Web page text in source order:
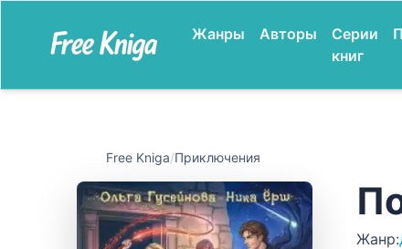
Жанры Авторы
Серии
книг
Free Kniga/Приключения
Жанр: